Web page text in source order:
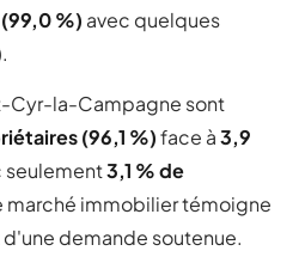
%) avec quelques
Cyr-la-Campagne sont
(96,1 %)face à3,9
seulement3,1 % de
marché immobilier témoigne
d'une demande soutenue.